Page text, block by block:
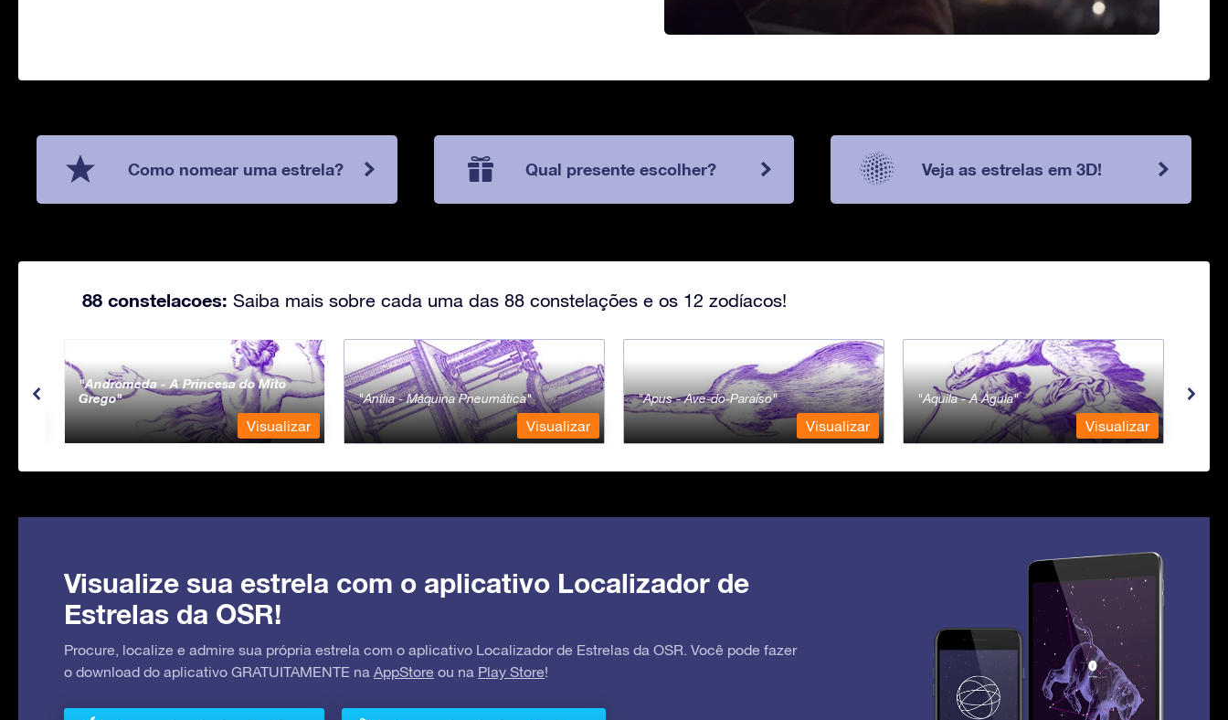
Como nomear uma estrela? Qual presente escolher? Veja as estrelas em 3D!
88 constelacoes: Saiba mais sobre cada uma das 88 constelações e os 12 zodíacos!
Andromeda - A Princesa do Mito
Grego
Visualizar
Antlia - Máquina Pneumática
Visualizar
Apus - Ave-do-Paraíso
Visualizar
Aquila - A Águia
Visualizar
Visualize sua estrela com o aplicativo Localizador de
Estrelas da OSR!
Procure, localize e admire sua própria estrela com o aplicativo Localizador de Estrelas da OSR. Você pode fazer
o download do aplicativo GRATUITAMENTE na AppStore ou na Play Store!